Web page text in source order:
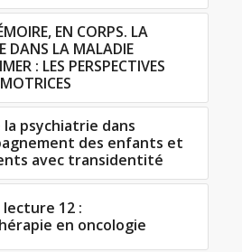
EN CORPS. LA
DANS LA MALADIE
: LES PERSPECTIVES
la psychiatrie dans
des enfants et
avec transidentité
lecture 12 :
en oncologie